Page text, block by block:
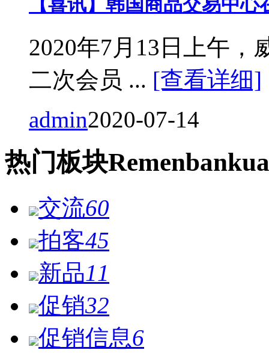
2020年7月13日上午，
二次会员 ... [查看详细]
admin2020-07-14
热门板块Remen
交流60
拍客45
新品11
促销32
促销信息6